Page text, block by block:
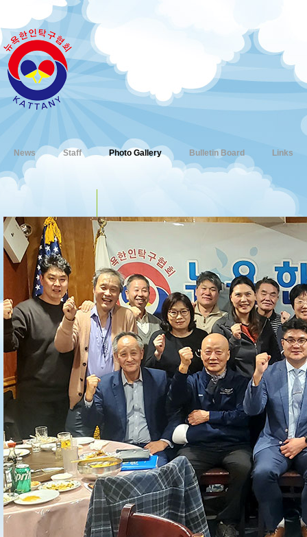
News Staff Photo Gallery Bulletin Board Links